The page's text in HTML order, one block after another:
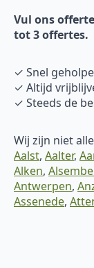
Vul ons
tot 3 offertes.
✓ Snel
✓ Altijd
✓ Steeds de
Wij zijn niet
Aalst, Aalter,
Alken,
Antwerpen,
Assenede,